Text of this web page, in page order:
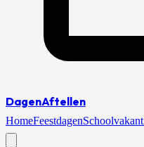
DagenAftellen
HomeFeestdagen